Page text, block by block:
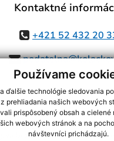
Používame
ďalšie technológie sledovania
prehliadania našich webových
prispôsobený obsah a cielené
webových stránok a na
návštevníci prichádzajú.
Kontaktné
+421 52 432 20
získavania aktuálnych
systém ECHELON 2,
webex.digital, s.r.o.,domény,